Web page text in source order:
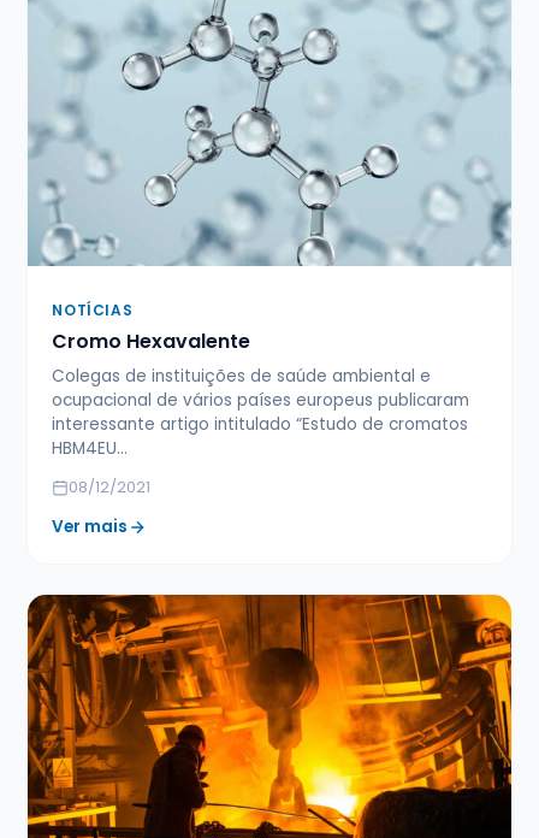
NOTÍCIAS
Cromo Hexavalente
Colegas de instituições de saúde ambiental e
ocupacional de vários países europeus publicaram
interessante artigo intitulado “Estudo de cromatos
HBM4EU…
08/12/2021
Ver mais